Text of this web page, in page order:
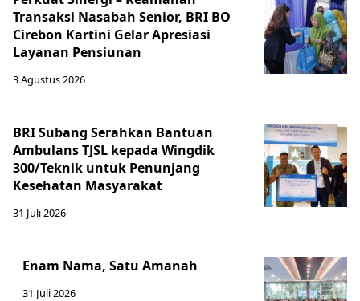
Transaksi Nasabah Senior, BRI BO
Cirebon Kartini Gelar Apresiasi
Layanan Pensiunan
3 Agustus 2026
BRI Subang Serahkan Bantuan
Ambulans TJSL kepada Wingdik
300/Teknik untuk Penunjang
Kesehatan Masyarakat ​
31 Juli 2026
Enam Nama, Satu Amanah
31 Juli 2026